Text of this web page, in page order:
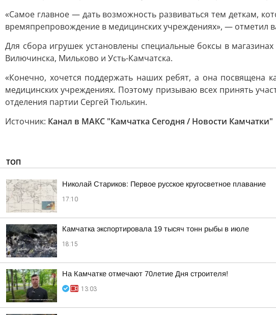
«Самое главное — дать возможность развиваться тем деткам,
времяпрепровождение в медицинских учреждениях», — отметил
Для сбора игрушек установлены специальные боксы в
Вилючинска, Мильково и Усть-Камчатска.
«Конечно, хочется поддержать наших ребят, а она посвящена
медицинских учреждениях. Поэтому призываю всех принять
отделения партии Сергей Тюлькин.
Источник: Канал в МАКС "Камчатка Сегодня / Новости Камчатки"
ТОП
Николай Стариков: Первое русское кругосветное плавание
17:10
Камчатка экспортировала 19 тысяч тонн рыбы в июле
18:15
На Камчатке отмечают 70летие Дня строителя!
13:03